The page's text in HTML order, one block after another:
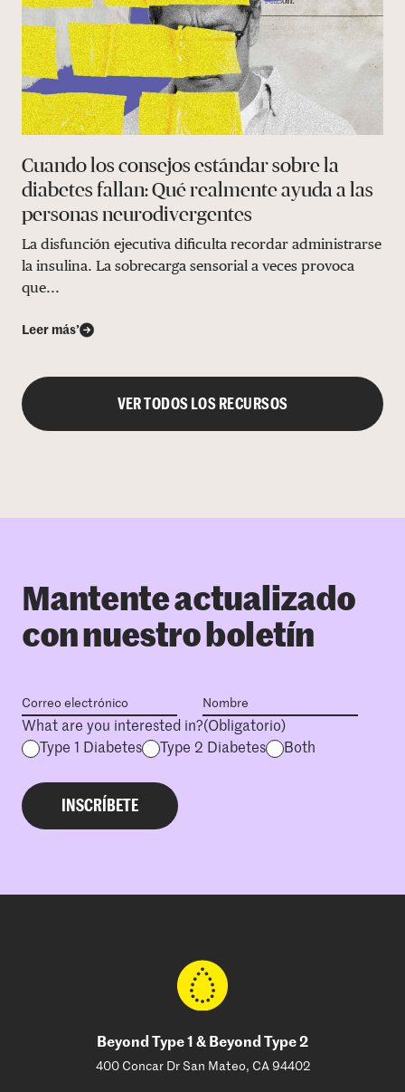
Cuando los consejos estándar sobre la
diabetes fallan: Qué realmente ayuda a las
personas neurodivergentes
La disfunción ejecutiva dificulta recordar administrarse
la insulina. La sobrecarga sensorial a veces provoca
que...
Leer más’
VER TODOS LOS RECURSOS
Mantente actualizado
con nuestro boletín
What are you interested in?(Obligatorio)
Type 1 Diabetes
Type 2 Diabetes Both
Beyond Type 1 & Beyond Type 2
400 Concar Dr San Mateo, CA 94402